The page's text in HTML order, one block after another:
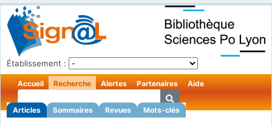
Établissement :
Accueil Recherche
Articles Sommaires Revues Mots-clés
Alertes Partenaires Aide